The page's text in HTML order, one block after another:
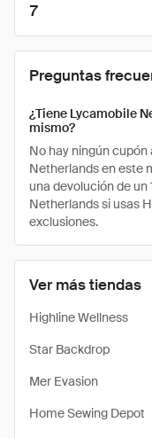
Ver más tiendas
Highline Wellness
Star Backdrop
Mer Evasion
Home Sewing Depot
7
Preguntas
¿Tiene Lycamobile
mismo?
No hay ningún
Netherlands en este
una devolución de
Netherlands si usas
exclusiones.